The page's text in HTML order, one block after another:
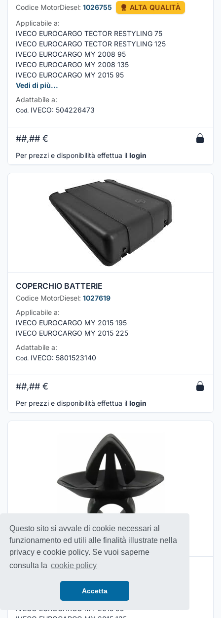
Questo sito si avvale di cookie necessari al
funzionamento ed utili alle finalità illustrate nella
privacy e cookie policy. Se vuoi saperne
consulta la cookie policy
Accetta
Codice MotorDiesel: 1026755
ALTA QUALITÀ
Applicabile a:
IVECO EUROCARGO TECTOR RESTYLING 75
IVECO EUROCARGO TECTOR RESTYLING 125
IVECO EUROCARGO MY 2008 95
IVECO EUROCARGO MY 2008 135
IVECO EUROCARGO MY 2015 95
Vedi di più...
Adattabile a:
Cod. IVECO: 504226473
##,## €
Per prezzi e disponibilità effettua il login
COPERCHIO BATTERIE
Codice MotorDiesel: 1027619
Applicabile a:
IVECO EUROCARGO MY 2015 195
IVECO EUROCARGO MY 2015 225
Adattabile a:
Cod. IVECO: 5801523140
##,## €
Per prezzi e disponibilità effettua il login
MOLLETTA DI FISSAGGIO
Codice MotorDiesel: 1028045
ALTA QUALITÀ
IVECO EUROCARGO MY 2015 95